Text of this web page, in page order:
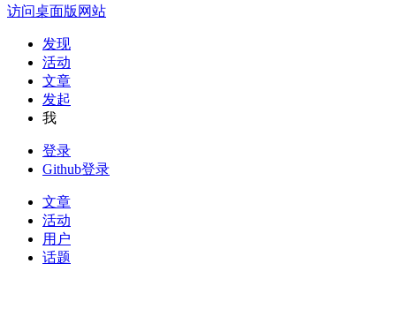
访问桌面版网站
发现
活动
文章
发起
我
登录
Github登录
文章
活动
用户
话题